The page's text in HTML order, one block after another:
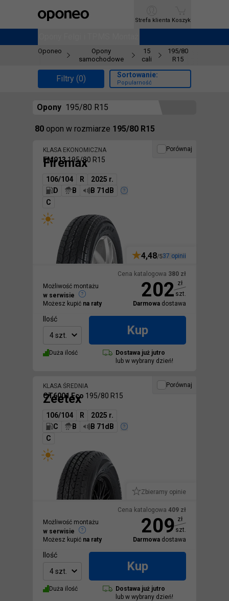
Ctrl M
Strefa klienta
Strefa klienta Koszyk
Koszyk
Oponeo
Opony
samochodowe
15
cali
195/80
R15
Filtry (0) Sortowanie:
Popularność
Opony 195/80 R15
Znaleźliśmy
80 opon w rozmiarze 195/80 R15
Porównaj
KLASA EKONOMICZNA
Firemax
FM913195/80 R15
106/104 R
2025 r.
D
B
B 71dB
C
Cena katalogowa 380 zł
202 zł
szt.
Darmowa dostawa
4,48/537 opinii
Możliwość montażu
w serwisie
Możesz kupić na raty
Ilość
4 szt.
Kup
Duża ilość Dostawa już jutro
lub w wybrany dzień!
Porównaj
KLASA ŚREDNIA
Zeetex
CT6001 Eco 195/80 R15
106/104 R
2025 r.
C
B
B 71dB
C
Cena katalogowa 409 zł
209 zł
szt.
Darmowa dostawa
Zbieramy opinie
Możliwość montażu
w serwisie
Możesz kupić na raty
Ilość
4 szt.
Kup
Duża ilość Dostawa już jutro
lub w wybrany dzień!